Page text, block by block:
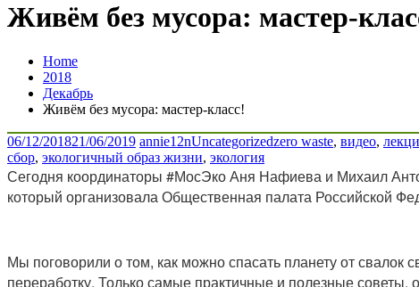
Живём без мусора: мастер-
Home
2018
Декабрь
Живём без мусора: мастер-класс!
06/12/201821/06/2019 annie12nUncategorizedzero waste, видео,
сбор, экологичный образ жизни, экология
Сегодня координаторы #МосЭко Аня Нафиева и Михаил
который организовала Общественная палата Российской
Мы поговорили о том, как можно спасать планету от
переработку. Только самые практичные и полезные